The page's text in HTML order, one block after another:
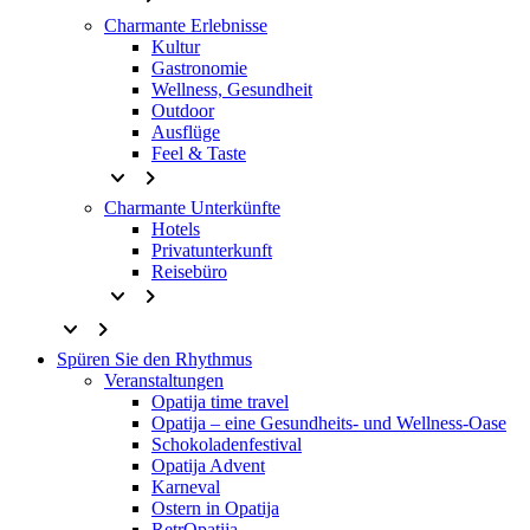
Charmante Erlebnisse
Kultur
Gastronomie
Wellness, Gesundheit
Outdoor
Ausflüge
Feel & Taste
keyboard_arrow_down keyboard_arrow_right
Charmante Unterkünfte
Hotels
Privatunterkunft
Reisebüro
keyboard_arrow_down
keyboard_arrow_right
keyboard_arrow_down
keyboard_arrow_right
Spüren Sie den Rhythmus
Veranstaltungen
Opatija time travel
Opatija – eine Gesundheits- und Wellness-Oase
Schokoladenfestival
Opatija Advent
Karneval
Ostern in Opatija